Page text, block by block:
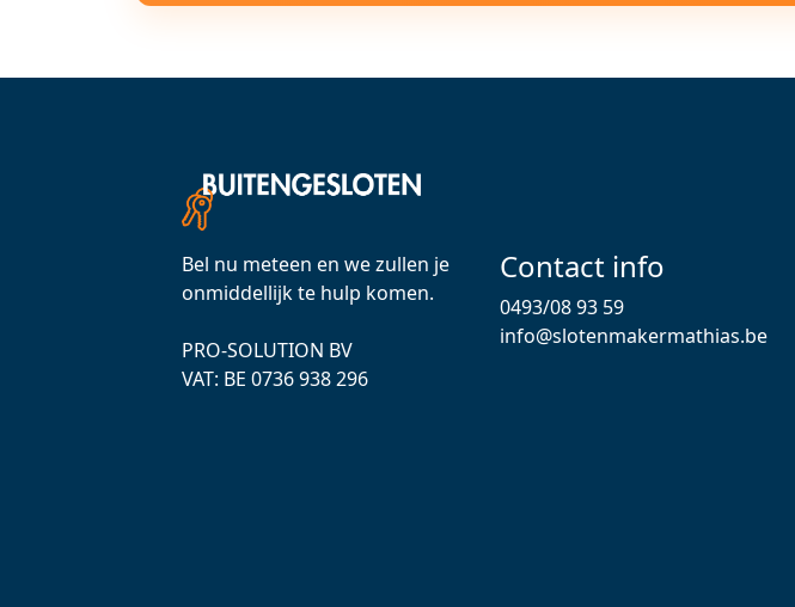
Bel nu meteen en we zullen je
onmiddellijk te hulp komen.
PRO-SOLUTION BV
VAT: ВЕ 0736 938 296
Contact info
0493/08 93 59
info@slotenmakermathias.be